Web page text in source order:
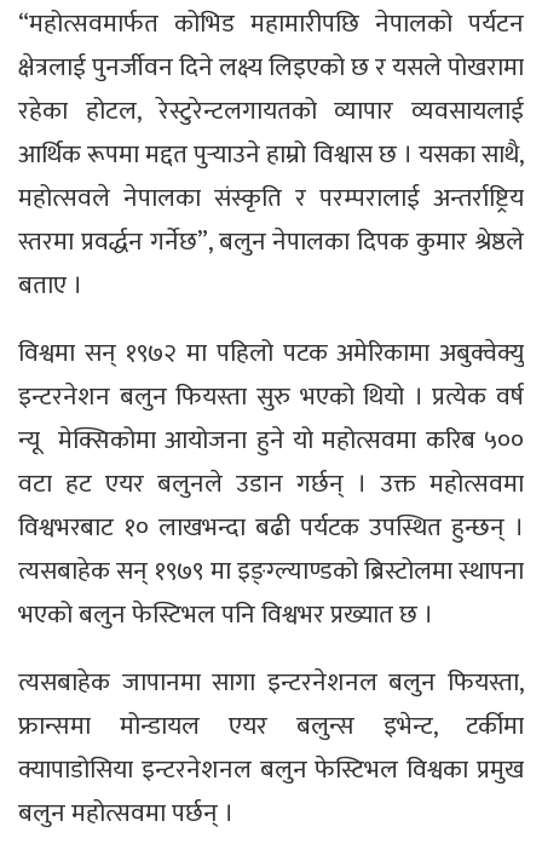
“महोत्सवमार्फत कोभिड महामारीपछि नेपालको पर्यटन
क्षेत्रलाई पुनर्जीवन दिने लक्ष्य लिइएको छ र यसले पोखरामा
रहेका होटल, रेस्टुरेन्टलगायतको व्यापार व्यवसायलाई
आर्थिक रूपमा मद्दत पुर्‍याउने हाम्रो विश्वास छ । यसका साथै,
महोत्सवले नेपालका संस्कृति र परम्परालाई अन्तर्राष्ट्रिय
स्तरमा प्रवर्द्धन गर्नेछ”, बलुन नेपालका दिपक कुमार श्रेष्ठले
बताए ।
विश्वमा सन् १९७२ मा पहिलो पटक अमेरिकामा अबुक्वेक्यु
इन्टरनेशन बलुन फियस्ता सुरु भएको थियो । प्रत्येक वर्ष
न्यू मेक्सिकोमा आयोजना हुने यो महोत्सवमा करिब ५००
वटा हट एयर बलुनले उडान गर्छन् । उक्त महोत्सवमा
विश्वभरबाट १० लाखभन्दा बढी पर्यटक उपस्थित हुन्छन् ।
त्यसबाहेक सन् १९७९ मा इङ्ग्ल्याण्डको ब्रिस्टोलमा स्थापना
भएको बलुन फेस्टिभल पनि विश्वभर प्रख्यात छ ।
त्यसबाहेक जापानमा सागा इन्टरनेशनल बलुन फियस्ता,
फ्रान्समा मोन्डायल एयर बलुन्स इभेन्ट, टर्कीमा
क्यापाडोसिया इन्टरनेशनल बलुन फेस्टिभल विश्वका प्रमुख
बलुन महोत्सवमा पर्छन् ।